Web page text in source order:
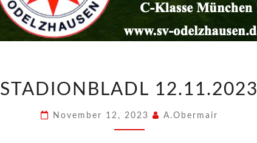
STADIONBLADL 12.11.2023
November 12, 2023 A.Obermair